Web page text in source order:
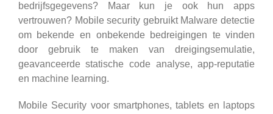
bedrijfsgegevens? Maar kun je ook hun apps
vertrouwen? Mobile security gebruikt Malware detectie
om bekende en onbekende bedreigingen te vinden
door gebruik te maken van dreigingsemulatie,
geavanceerde statische code analyse, app-reputatie
en machine learning.
Mobile Security voor smartphones, tablets en laptops